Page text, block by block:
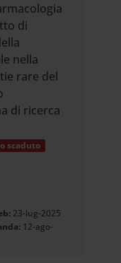
di
nella
rare del
di ricerca
scaduto
23-lug-2025
12-ago-